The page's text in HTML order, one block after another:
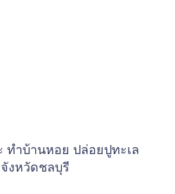
ทำบ้านหอย ปล่อยปูทะเล
งหวัดชลบุรี